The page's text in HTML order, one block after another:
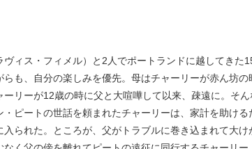
ィス・フィメル）と2人でポートランドに越してき
も、自分の楽しみを優先。母はチャーリーが赤ん坊
リーが12歳の時に父と大喧嘩して以来、疎遠に。そ
ピートの世話を頼まれたチャーリーは、家計を助け
られた。ところが、父がトラブルに巻き込まれて大